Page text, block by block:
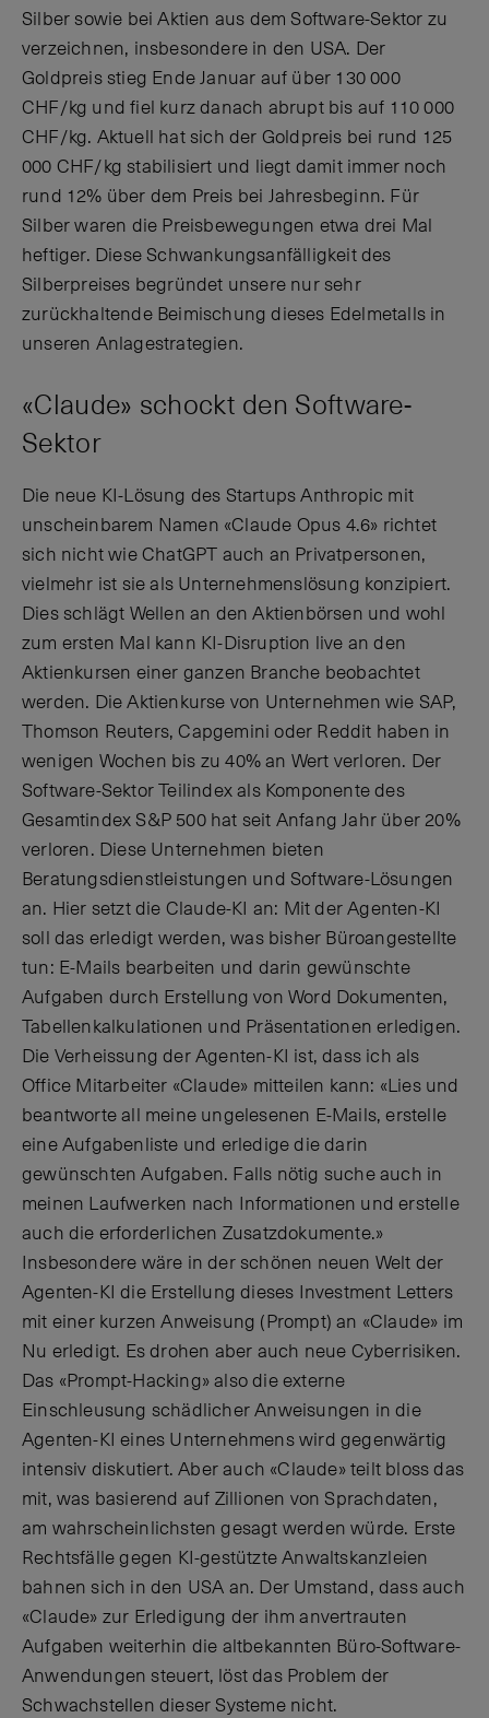
Silber sowie bei Aktien aus dem Software-Sektor zu
verzeichnen, insbesondere in den USA. Der
Goldpreis stieg Ende Januar auf über 130 000
CHF/kg und fiel kurz danach abrupt bis auf 110 000
CHF/kg. Aktuell hat sich der Goldpreis bei rund 125
000 CHF/kg stabilisiert und liegt damit immer noch
rund 12% über dem Preis bei Jahresbeginn. Für
Silber waren die Preisbewegungen etwa drei Mal
heftiger. Diese Schwankungsanfälligkeit des
Silberpreises begründet unsere nur sehr
zurückhaltende Beimischung dieses Edelmetalls in
unseren Anlagestrategien.
«Claude» schockt den Software-
Sektor
Die neue KI-Lösung des Startups Anthropic mit
unscheinbarem Namen «Claude Opus 4.6» richtet
sich nicht wie ChatGPT auch an Privatpersonen,
vielmehr ist sie als Unternehmenslösung konzipiert.
Dies schlägt Wellen an den Aktienbörsen und wohl
zum ersten Mal kann KI-Disruption live an den
Aktienkursen einer ganzen Branche beobachtet
werden. Die Aktienkurse von Unternehmen wie SAP,
Thomson Reuters, Capgemini oder Reddit haben in
wenigen Wochen bis zu 40% an Wert verloren. Der
Software-Sektor Teilindex als Komponente des
Gesamtindex S&P 500 hat seit Anfang Jahr über 20%
verloren. Diese Unternehmen bieten
Beratungsdienstleistungen und Software-Lösungen
an. Hier setzt die Claude-KI an: Mit der Agenten-KI
soll das erledigt werden, was bisher Büroangestellte
tun: E-Mails bearbeiten und darin gewünschte
Aufgaben durch Erstellung von Word Dokumenten,
Tabellenkalkulationen und Präsentationen erledigen.
Die Verheissung der Agenten-KI ist, dass ich als
Office Mitarbeiter «Claude» mitteilen kann: «Lies und
beantworte all meine ungelesenen E-Mails, erstelle
eine Aufgabenliste und erledige die darin
gewünschten Aufgaben. Falls nötig suche auch in
meinen Laufwerken nach Informationen und erstelle
auch die erforderlichen Zusatzdokumente.»
Insbesondere wäre in der schönen neuen Welt der
Agenten-KI die Erstellung dieses Investment Letters
mit einer kurzen Anweisung (Prompt) an «Claude» im
Nu erledigt. Es drohen aber auch neue Cyberrisiken.
Das «Prompt-Hacking» also die externe
Einschleusung schädlicher Anweisungen in die
Agenten-KI eines Unternehmens wird gegenwärtig
intensiv diskutiert. Aber auch «Claude» teilt bloss das
mit, was basierend auf Zillionen von Sprachdaten,
am wahrscheinlichsten gesagt werden würde. Erste
Rechtsfälle gegen KI-gestützte Anwaltskanzleien
bahnen sich in den USA an. Der Umstand, dass auch
«Claude» zur Erledigung der ihm anvertrauten
Aufgaben weiterhin die altbekannten Büro-Software-
Anwendungen steuert, löst das Problem der
Schwachstellen dieser Systeme nicht.